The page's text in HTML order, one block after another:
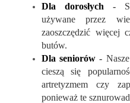
Dla dorosłych -
używane przez
zaoszczędzić więcej
butów.
Dla seniorów -
cieszą się
artretyzmem czy
ponieważ te